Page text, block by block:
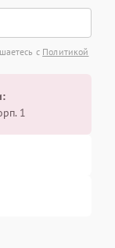
с Политикой
1